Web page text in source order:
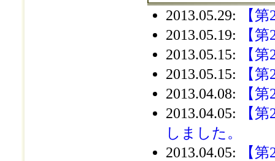
2013.05.29:
【
2013.05.19:
【
2013.05.15:
【
2013.05.15:
【
2013.04.08:
【
2013.04.05:
【
しました。
2013.04.05:
【